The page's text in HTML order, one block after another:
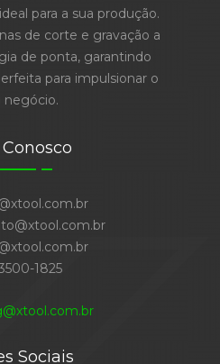
para a sua produção.
de corte e gravação a
de ponta, garantindo
para impulsionar o
negócio.
1825
Sociais